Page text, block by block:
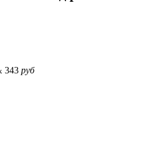
343 руб